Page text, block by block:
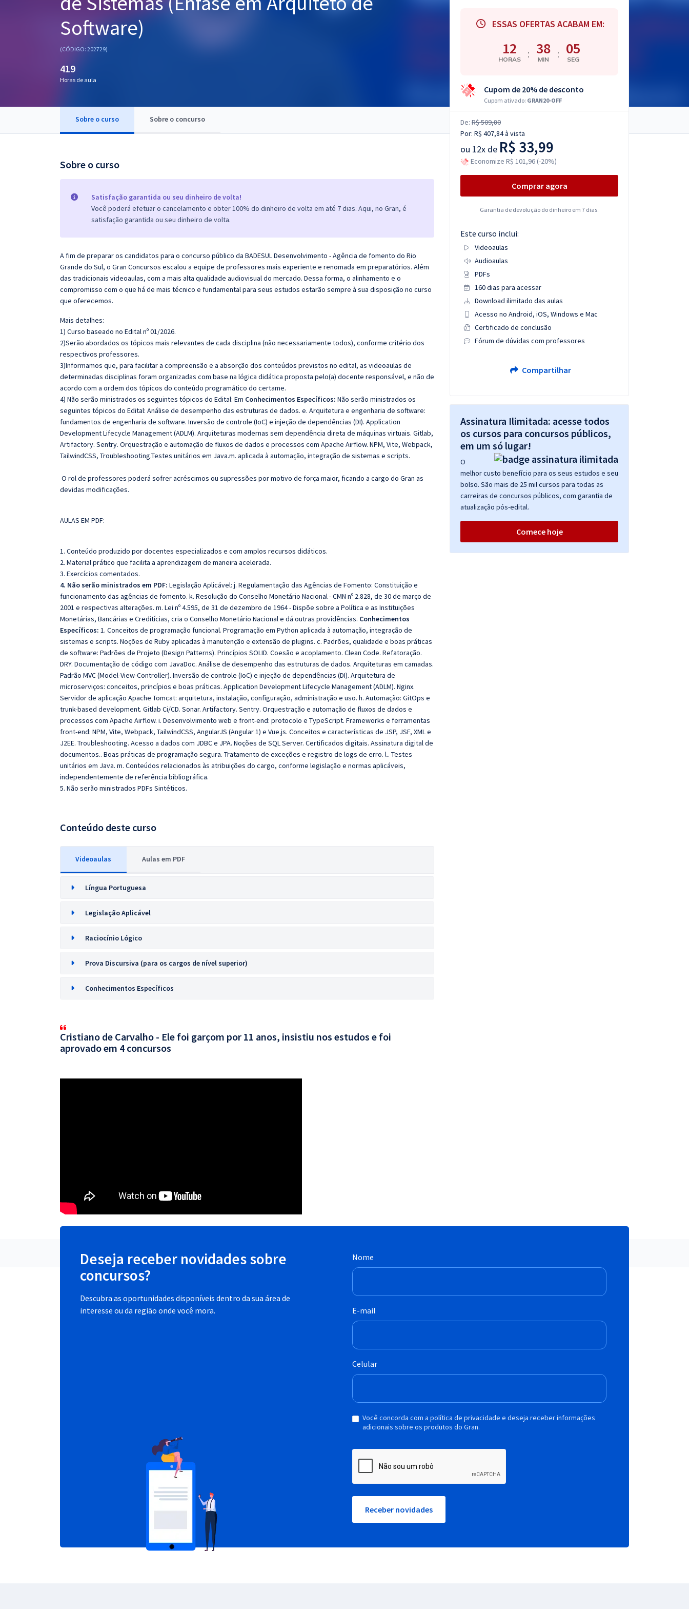
Questões grátis
Software)
(CÓDIGO: 202729)
419
Horas de aula
Sobre o curso Sobre o concurso
Sobre o curso
Satisfação garantida ou seu dinheiro de volta!
Você poderá efetuar o cancelamento e obter 100% do dinheiro de volta em até 7 dias. Aqui, no Gran, é
satisfação garantida ou seu dinheiro de volta.
A fim de preparar os candidatos para o concurso público da BADESUL Desenvolvimento - Agência de fomento do Rio
Grande do Sul, o Gran Concursos escalou a equipe de professores mais experiente e renomada em preparatórios. Além
das tradicionais videoaulas, com a mais alta qualidade audiovisual do mercado. Dessa forma, o alinhamento e o
compromisso com o que há de mais técnico e fundamental para seus estudos estarão sempre à sua disposição no curso
que oferecemos.
Mais detalhes:
1) Curso baseado no Edital nº 01/2026.
2)Serão abordados os tópicos mais relevantes de cada disciplina (não necessariamente todos), conforme critério dos
respectivos professores.
3)Informamos que, para facilitar a compreensão e a absorção dos conteúdos previstos no edital, as videoaulas de
determinadas disciplinas foram organizadas com base na lógica didática proposta pelo(a) docente responsável, e não de
acordo com a ordem dos tópicos do conteúdo programático do certame.
4) Não serão ministrados os seguintes tópicos do Edital: Em Conhecimentos Específicos: Não serão ministrados os
seguintes tópicos do Edital: Análise de desempenho das estruturas de dados. e. Arquitetura e engenharia de software:
fundamentos de engenharia de software. Inversão de controle (IoC) e injeção de dependências (DI). Application
Development Lifecycle Management (ADLM). Arquiteturas modernas sem dependência direta de máquinas virtuais. Gitlab,
Artifactory. Sentry. Orquestração e automação de fluxos de dados e processos com Apache Airflow. NPM, Vite, Webpack,
TailwindCSS, Troubleshooting.Testes unitários em Java.m. aplicada à automação, integração de sistemas e scripts.
O rol de professores poderá sofrer acréscimos ou supressões por motivo de força maior, ficando a cargo do Gran as
devidas modificações.
AULAS EM PDF:
1. Conteúdo produzido por docentes especializados e com amplos recursos didáticos.
2. Material prático que facilita a aprendizagem de maneira acelerada.
3. Exercícios comentados.
4. Não serão ministrados em PDF: Legislação Aplicável: j. Regulamentação das Agências de Fomento: Constituição e
funcionamento das agências de fomento. k. Resolução do Conselho Monetário Nacional - CMN nº 2.828, de 30 de março de
2001 e respectivas alterações. m. Lei nº 4.595, de 31 de dezembro de 1964 - Dispõe sobre a Política e as Instituições
Monetárias, Bancárias e Creditícias, cria o Conselho Monetário Nacional e dá outras providências. Conhecimentos
Específicos: 1. Conceitos de programação funcional. Programação em Python aplicada à automação, integração de
sistemas e scripts. Noções de Ruby aplicadas à manutenção e extensão de plugins. c. Padrões, qualidade e boas práticas
de software: Padrões de Projeto (Design Patterns). Princípios SOLID. Coesão e acoplamento. Clean Code. Refatoração.
DRY. Documentação de código com JavaDoc. Análise de desempenho das estruturas de dados. Arquiteturas em camadas.
Padrão MVC (Model-View-Controller). Inversão de controle (IoC) e injeção de dependências (DI). Arquitetura de
microserviços: conceitos, princípios e boas práticas. Application Development Lifecycle Management (ADLM). Nginx.
Servidor de aplicação Apache Tomcat: arquitetura, instalação, configuração, administração e uso. h. Automação: GitOps e
trunk-based development. Gitlab Ci/CD. Sonar. Artifactory. Sentry. Orquestração e automação de fluxos de dados e
processos com Apache Airflow. i. Desenvolvimento web e front-end: protocolo e TypeScript. Frameworks e ferramentas
front-end: NPM, Vite, Webpack, TailwindCSS, AngularJS (Angular 1) e Vue.js. Conceitos e características de JSP, JSF, XML e
J2EE. Troubleshooting. Acesso a dados com JDBC e JPA. Noções de SQL Server. Certificados digitais. Assinatura digital de
documentos.. Boas práticas de programação segura. Tratamento de exceções e registro de logs de erro. l.. Testes
unitários em Java. m. Conteúdos relacionados às atribuições do cargo, conforme legislação e normas aplicáveis,
independentemente de referência bibliográfica.
5. Não serão ministrados PDFs Sintéticos.
Conteúdo deste curso
Videoaulas Aulas em PDF
Língua Portuguesa
Legislação Aplicável
Raciocínio Lógico
Prova Discursiva (para os cargos de nível superior)
Conhecimentos Específicos
Cristiano de Carvalho - Ele foi garçom por 11 anos, insistiu nos estudos e foi
aprovado em 4 concursos
ESSAS OFERTAS ACABAM EM:
12
HORAS : 38
MIN : 04
SEG
Cupom de 20% de desconto
Cupom ativado: GRAN20-OFF
De: R$ 509,80
Por: R$ 407,84à vista
ou 12x de R$ 33,99
Economize R$ 101,96 (-20%)
Comprar agora
Garantia de devolução do dinheiro em 7 dias.
Este curso inclui:
Videoaulas
Audioaulas
PDFs
160 dias para acessar
Download ilimitado das aulas
Acesso no Android, iOS, Windows e Mac
Certificado de conclusão
Fórum de dúvidas com professores
Compartilhar
Assinatura Ilimitada: acesse todos
os cursos para concursos públicos,
em um só lugar!
O
melhor custo benefício para os seus estudos e seu
bolso. São mais de 25 mil cursos para todas as
carreiras de concursos públicos, com garantia de
atualização pós-edital.
Comece hoje
Deseja receber novidades sobre
concursos?
Descubra as oportunidades disponíveis dentro da sua área de
interesse ou da região onde você mora.
Nome
E-mail
Celular
Você concorda com a política de privacidade e deseja receber informações
adicionais sobre os produtos do Gran.
Receber novidades